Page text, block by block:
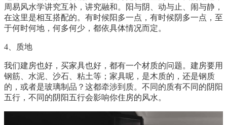
周易风水学讲究互补，讲究融和。阳与阴、动与止、闹与静，
在这里是相互搭配的。有时候阳多一点，有时候阴多一点，至
于何时何地，何多何少，都依具体情况而定。
4、质地
我们建房也好，买家具也好，都有一个材质的问题。建房要用
钢筋、水泥、沙石、粘土等；家具呢，是木质的，还是钢质
的，或者是玻璃制品？这都牵涉到质。不同的质有不同的阴阳
五行，不同的阴阳五行会影响你住房的风水。